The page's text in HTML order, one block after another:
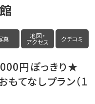
真 地図・
アクセス クチコミ
円ぽっきり★
てなしプラン（1